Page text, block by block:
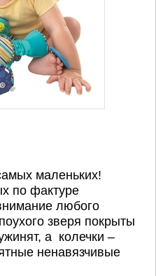
маленьких!
по фактуре
любого
зверя покрыты
а колечки –
ненавязчивые